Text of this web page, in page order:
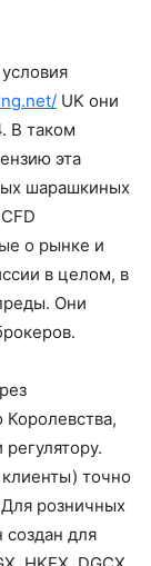
UK они
В таком
эта
шарашкиных
о рынке и
в целом, в
Они
точно
Для розничных
создан для